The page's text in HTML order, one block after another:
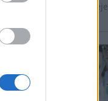
Zrt. szombati Facebook-